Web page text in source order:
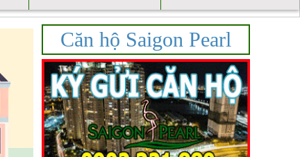
Căn hộ Saigon Pearl